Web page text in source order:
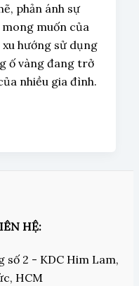
phản ánh sự
muốn của
hướng sử dụng
ố vàng đang trở
nhiều gia đình.
HỆ:
số 2 - KDC Him Lam,
HCM